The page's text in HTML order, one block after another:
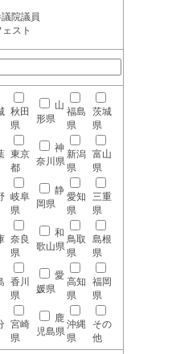
院議員
スト
秋田
県
山
形県
福島
県
茨城
県
東京
都
神
奈川県
新潟
県
富山
県
岐阜
県
静
岡県
愛知
県
三重
県
奈良
県
和
歌山県
鳥取
県
島根
県
香川
県
愛
媛県
高知
県
福岡
県
宮崎
県
鹿
児島県
沖縄
県
その
他